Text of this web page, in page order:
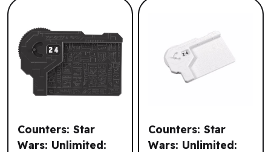
Counters: Star
Wars: Unlimited:
Counters: Star
Wars: Unlimited: